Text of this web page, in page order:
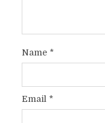
Name*
Email *